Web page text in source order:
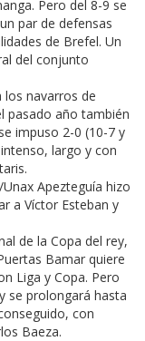
Pero del 8-9 se
par de defensas
de Brefel. Un
del conjunto
navarros de
pasado año también
impuso 2-0 (10-7 y
largo y con
Apezteguía hizo
a Víctor Esteban y
de la Copa del rey,
Bamar quiere
Liga y Copa. Pero
se prolongará hasta
con
Baeza.